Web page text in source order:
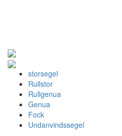
storsegel
Rullstor
Rullgenua
Genua
Fock
Undanvindssegel